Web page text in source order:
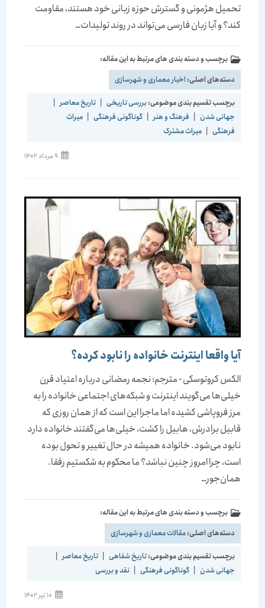
تحمیل هژمونی و گسترش حوزه زبانی خود هستند، مقاومت
کند؟ و آیا زبان فارسی می‌تواند در روند تولیدات…
برچسب و دسته بندی های مرتبط به این مقاله:
دسته‌های اصلی:اخبار معماری و شهرسازی
برچسب تقسیم بندی موضوعی:بررسی تاریخی | تاریخ معاصر |
جهانی شدن | فرهنگ و هنر | گوناگونی فرهنگی |
میراث
فرهنگی | میراث مشترک
نوشته
منتشر
9 مرداد 1402
آیا واقعا اینترنت خانواده را نابود کرده؟
الکس کروتوسکی - مترجم: نجمه رمضانی درباره اعتیاد قرن
خیلی‌ها می‌گویند اینترنت و شبکه‌های اجتماعی خانواده را به
مرز فروپاشی کشیده اما ماجرا این است که از همان روزی که
قابیل برادرش، هابیل را کشت، خیلی‌ها می‌گفتند خانواده دارد
نابود می‌شود. خانواده همیشه در حال تغییر و تحول بوده
است، چرا امروز چنین نباشد؟ ما محکوم به شکستیم رفقا.
همان‌جور…
برچسب و دسته بندی های مرتبط به این مقاله:
دسته‌های اصلی:مقالات معماری و شهرسازی
برچسب تقسیم بندی موضوعی:تاریخ شفاهی | تاریخ معاصر |
جهانی شدن | گوناگونی فرهنگی | نقد و بررسی
نوشته
منتشر
10 تیر 1402